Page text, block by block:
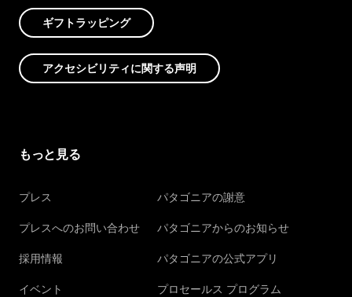
ギフトラッピング
アクセシビリティに関する声明
もっと見る
プレス
プレスへのお問い合わせ
採用情報
イベント
パタゴニアの謝意
パタゴニアからのお知らせ
パタゴニアの公式アプリ
プロセールス プログラム